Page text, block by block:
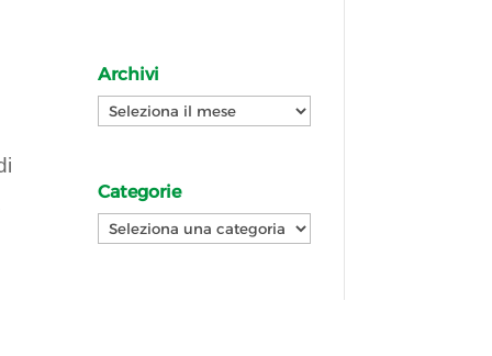
Archivi
Archivi
Categorie
Categorie